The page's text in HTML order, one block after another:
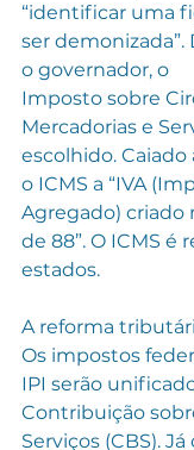
“identificar uma
ser demonizada”.
o governador, o
Imposto sobre
Mercadorias e
escolhido.
o ICMS a “IVA
Agregado) criado
de 88”. O ICMS é
estados.
A reforma
Os impostos
IPI serão
Contribuição
Serviços (CBS). Já